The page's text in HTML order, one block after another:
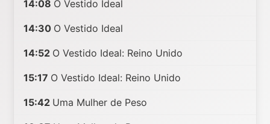
14:08 O Vestido Ideal
14:30 O Vestido Ideal
14:52 O Vestido Ideal: Reino Unido
15:17 O Vestido Ideal: Reino Unido
15:42 Uma Mulher de Peso